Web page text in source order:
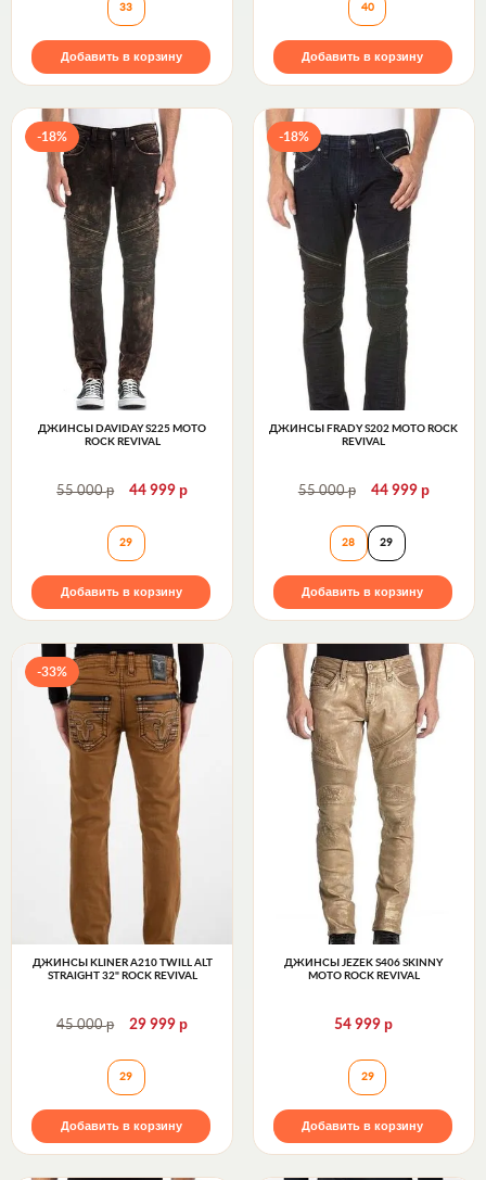
33
Добавить в корзину
40
Добавить в корзину
-18%
ДЖИНСЫ DAVIDAY S225 MOTO
ROCK REVIVAL
55 000р 44 999р
Джинсы DAVIDAY S225 MOTO Rock Revival
29
Добавить в корзину
-18%
ДЖИНСЫ FRADY S202 MOTO ROCK
REVIVAL
55 000р 44 999 р
Джинсы FRADY
28 29
Добавить в корзину
-33%
ДЖИНСЫ KLINER A210 TWILL ALT
STRAIGHT 32" ROCK REVIVAL
45 000р 29 999р
Джинсы KLINER A210 TWILL ALT STRAIGHT 32"
29
Добавить в корзину
ДЖИНСЫ JEZEK S406 SKINNY
MOTO ROCK REVIVAL
54 999р
Джинсы JEZEK
29
Добавить в корзину